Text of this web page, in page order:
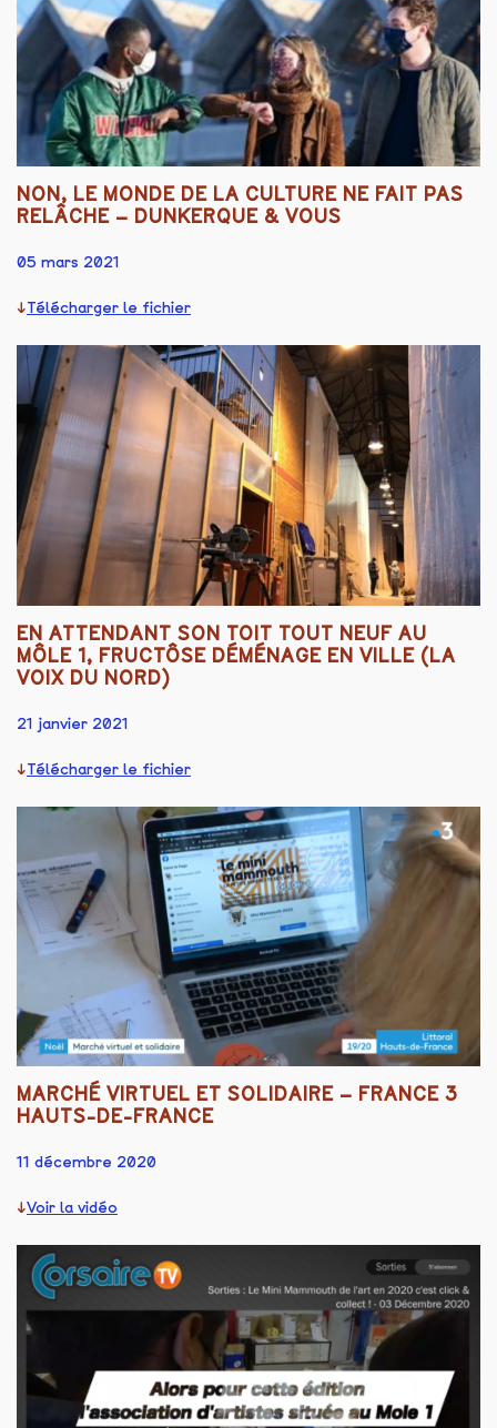
NON, LE MONDE DE LA CULTURE NE FAIT PAS
RELÂCHE – DUNKERQUE & VOUS
05 mars 2021
Télécharger le fichier
EN ATTENDANT SON TOIT TOUT NEUF AU
MÔLE 1, FRUCTÔSE DÉMÉNAGE EN VILLE (LA
VOIX DU NORD)
21 janvier 2021
Télécharger le fichier
MARCHÉ VIRTUEL ET SOLIDAIRE – FRANCE 3
HAUTS-DE-FRANCE
11 décembre 2020
Voir la vidéo